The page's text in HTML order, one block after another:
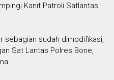
Kanit Patroli Satlantas
sebagian sudah dimodifikasi,
Sat Lantas Polres Bone,